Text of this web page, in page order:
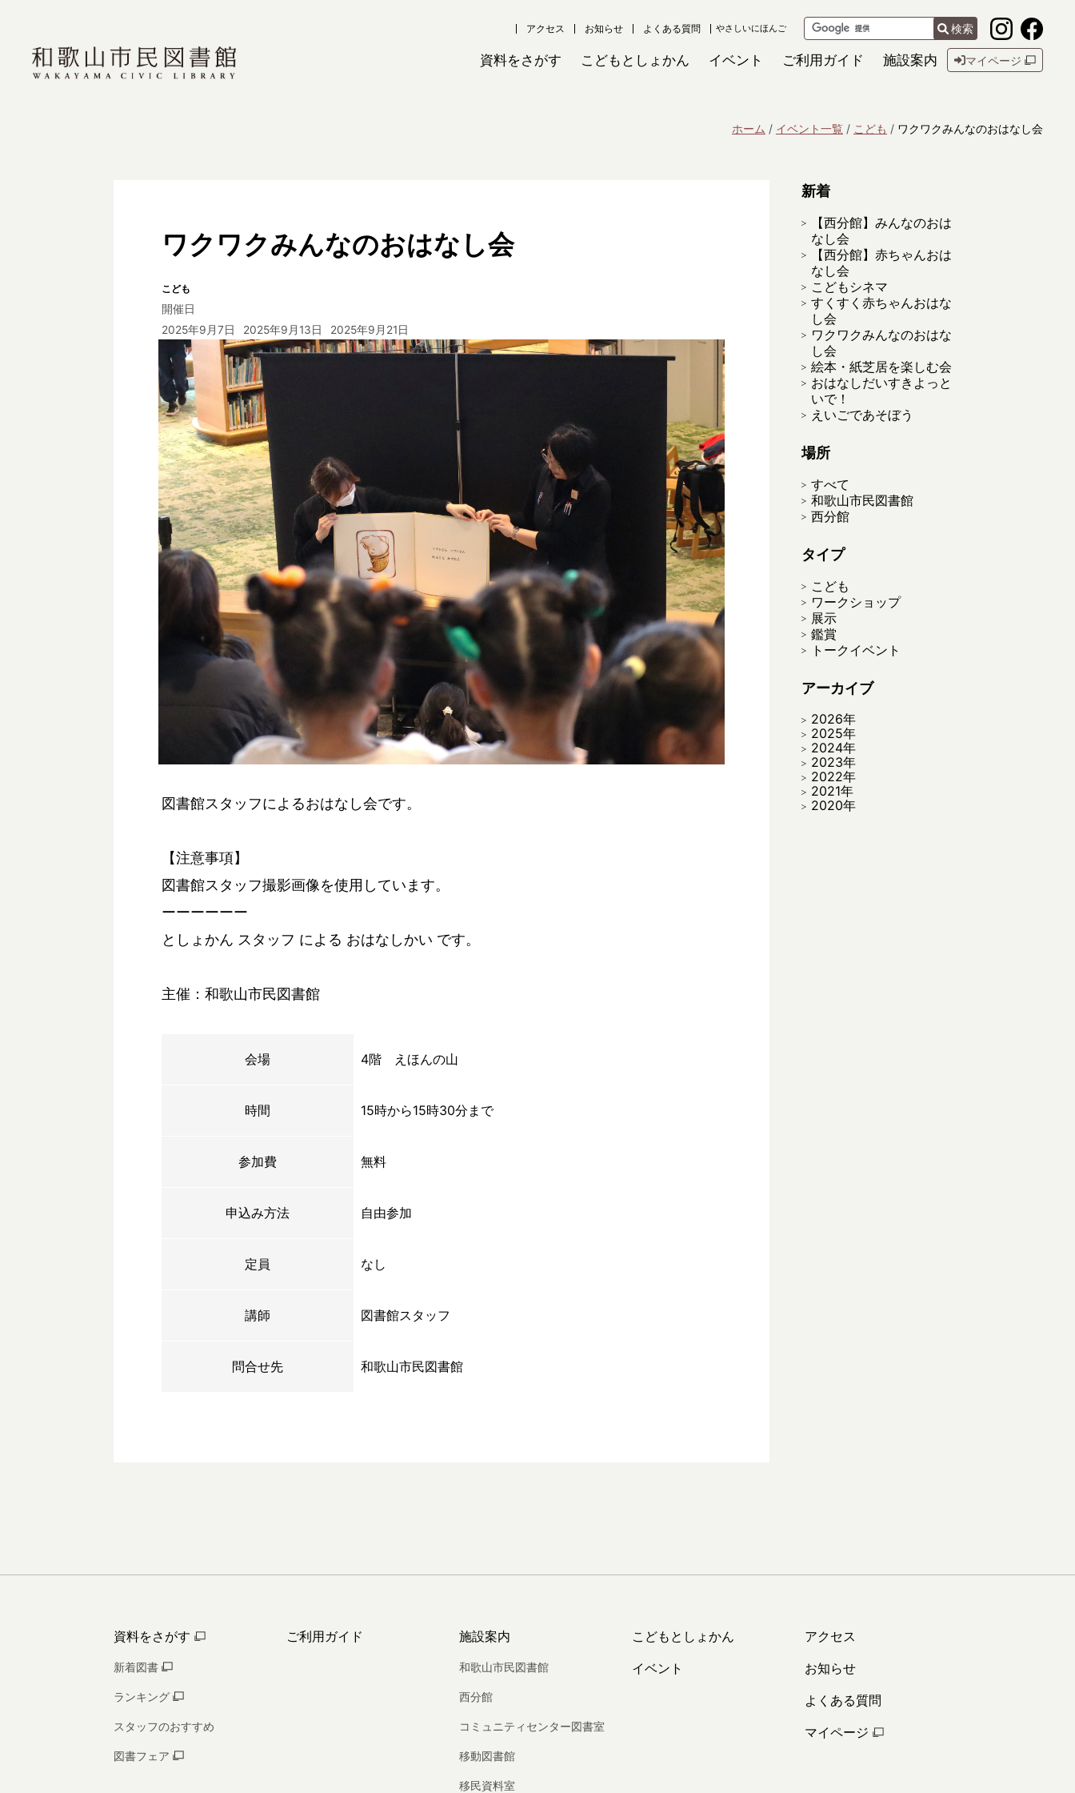
アクセス お知らせ よくある質問 やさしいにほんご 検索
資料をさがす こどもとしょかん イベント ご利用ガイド 施設案内 マイページ
ホーム イベント一覧 こども ワクワクみんなのおはなし会
ワクワクみんなのおはなし会
こども
開催日
2025年9月7日
2025年9月13日 2025年9月21日
図書館スタッフによるおはなし会です。
【注意事項】
図書館スタッフ撮影画像を使用しています。
ーーーーーー
としょかん スタッフ による おはなしかい です。
主催：和歌山市民図書館
会場 4階 えほんの山
時間 15時から15時30分まで
参加費 無料
申込み方法 自由参加
定員 なし
講師 図書館スタッフ
問合せ先 和歌山市民図書館
新着
【西分館】みんなのおは
なし会
【西分館】赤ちゃんおは
なし会
こどもシネマ
すくすく赤ちゃんおはな
し会
ワクワクみんなのおはな
し会
絵本・紙芝居を楽しむ会
おはなしだいすきよっと
いで！
えいごであそぼう
場所
すべて
和歌山市民図書館
西分館
タイプ
こども
ワークショップ
展示
鑑賞
トークイベント
アーカイブ
2026年
2025年
2024年
2023年
2022年
2021年
2020年
資料をさがす
新着図書
ランキング
スタッフのおすすめ
図書フェア
ご利用ガイド 施設案内
和歌山市民図書館
西分館
コミュニティセンター図書室
移動図書館
移民資料室
こどもとしょかん
イベント
アクセス
お知らせ
よくある質問
マイページ